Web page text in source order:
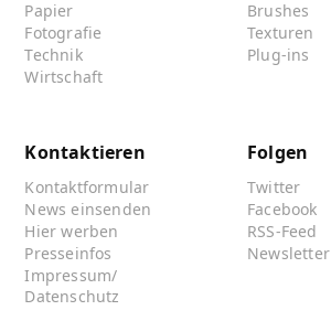
Papier
Fotografie
Technik
Wirtschaft
Brushes
Texturen
Plug-ins
Kontaktieren
Kontaktformular
News einsenden
Hier werben
Presseinfos
Impressum/
Datenschutz
Folgen
Twitter
Facebook
RSS-Feed
Newsletter